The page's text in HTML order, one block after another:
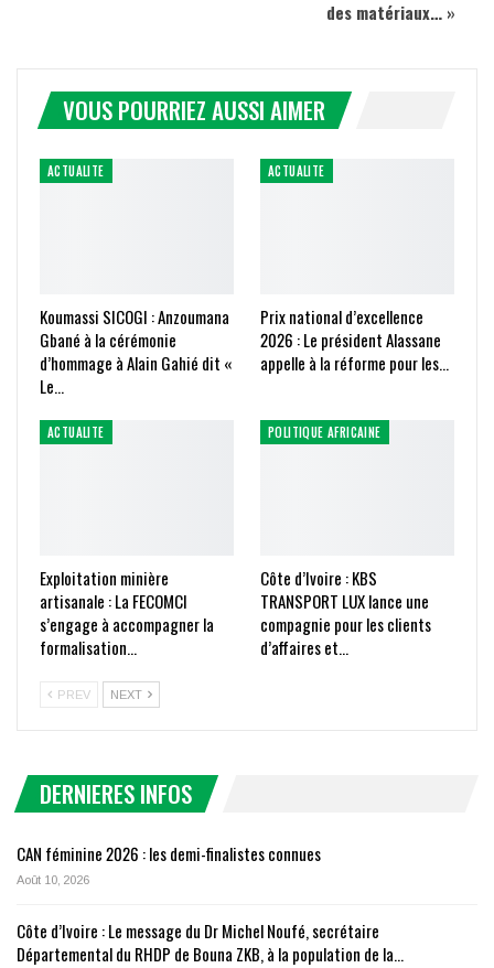
des matériaux… »
VOUS POURRIEZ AUSSI AIMER
ACTUALITE
Koumassi SICOGI : Anzoumana
Gbané à la cérémonie
d’hommage à Alain Gahié dit «
Le…
ACTUALITE
Prix national d’excellence
2026 : Le président Alassane
appelle à la réforme pour les…
ACTUALITE
Exploitation minière
artisanale : La FECOMCI
s’engage à accompagner la
formalisation…
POLITIQUE AFRICAINE
Côte d’Ivoire : KBS
TRANSPORT LUX lance une
compagnie pour les clients
d’affaires et…
PREV NEXT
DERNIERES INFOS
CAN féminine 2026 : les demi-finalistes connues
Août 10, 2026
Côte d’Ivoire : Le message du Dr Michel Noufé, secrétaire
Départemental du RHDP de Bouna ZKB, à la population de la…